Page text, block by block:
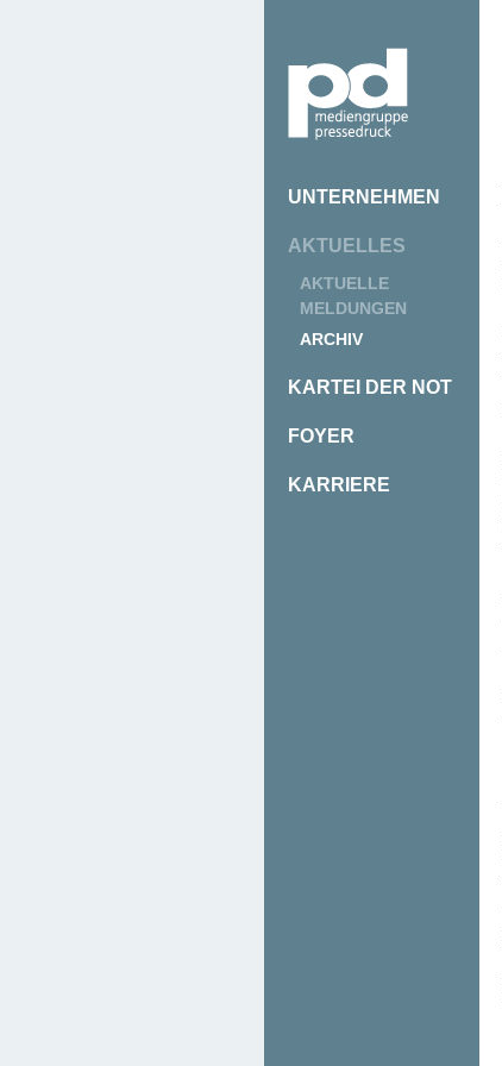
UNTERNEHMEN
AKTUELLES
AKTUELLE
MELDUNGEN
ARCHIV
KARTEI DER NOT
FOYER
KARRIERE